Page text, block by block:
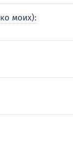
моих):